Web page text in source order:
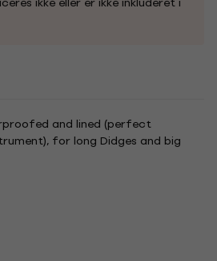
and lined (perfect
for long Didges and big